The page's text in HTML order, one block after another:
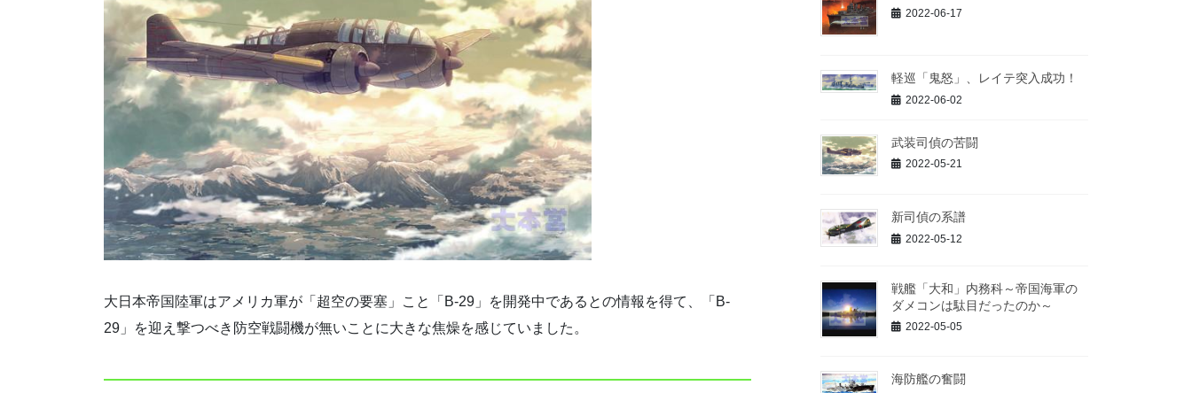
大日本帝国陸軍はアメリカ軍が「超空の要塞」こと「B-29」を開発中であるとの情報を得て、「B-
29」を迎え撃つべき防空戦闘機が無いことに大きな焦燥を感じていました。
2022-06-17
軽巡「鬼怒」、レイテ突入成功！
2022-06-02
武装司偵の苦闘
2022-05-21
新司偵の系譜
2022-05-12
戦艦「大和」内務科～帝国海軍の
ダメコンは駄目だったのか～
2022-05-05
海防艦の奮闘